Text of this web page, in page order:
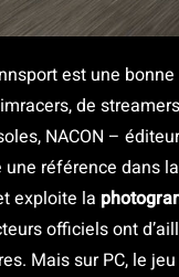
est une
de
NACON –
référence dans
exploite la
officiels ont
Mais sur PC, le